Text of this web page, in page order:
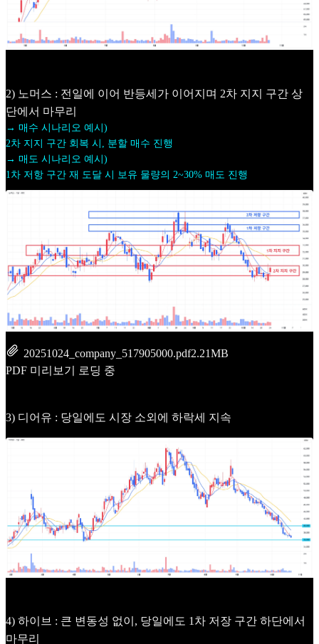
2) 노머스 : 전일에 이어 반등세가 이어지며 2차 지지 구간 상
단에서 마무리
→ 매수 시나리오 예시)
2차 지지 구간 회복 시, 분할 매수 진행
→ 매도 시나리오 예시)
1차 저항 구간 재 도달 시 보유 물량의 2~30% 매도 진행
20251024_company_517905000.pdf2.21MB
PDF 미리보기 로딩 중
3) 디어유 : 당일에도 시장 소외에 하락세 지속
4) 하이브 : 큰 변동성 없이, 당일에도 1차 저장 구간 하단에서
마무리